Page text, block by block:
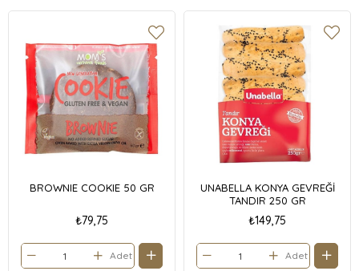
BROWNIE COOKIE 50 GR
₺79,75
Adet
UNABELLA KONYA GEVREĞİ
TANDIR 250 GR
₺149,75
Adet